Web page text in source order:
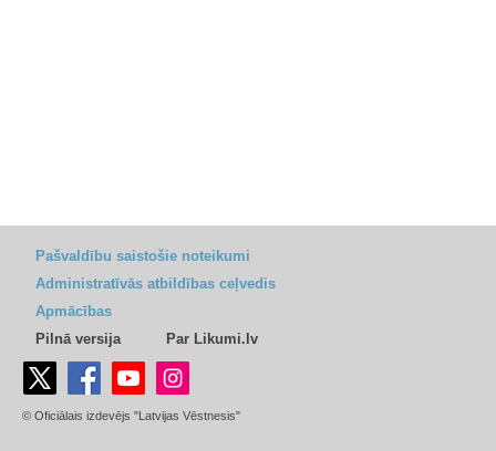
Pašvaldību saistošie noteikumi
Administratīvās atbildības ceļvedis
Apmācības
Pilnā versija
Par Likumi.lv
© Oficiālais izdevējs "Latvijas Vēstnesis"